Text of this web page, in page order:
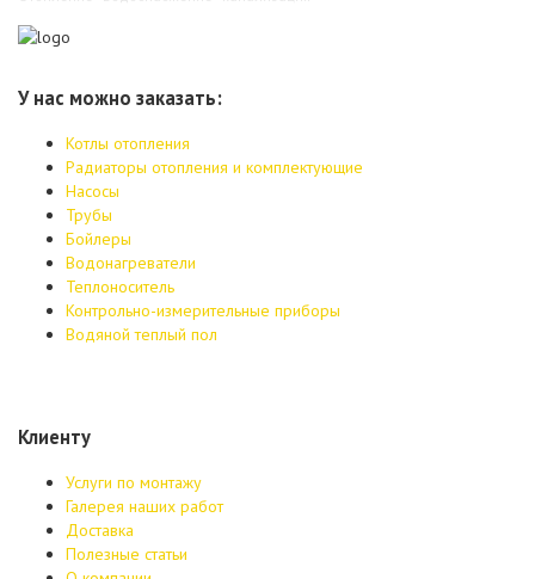
У нас можно заказать:
Котлы отопления
Радиаторы отопления и комплектующие
Насосы
Трубы
Бойлеры
Водонагреватели
Теплоноситель
Контрольно-измерительные приборы
Водяной теплый пол
Клиенту
Услуги по монтажу
Галерея наших работ
Доставка
Полезные статьи